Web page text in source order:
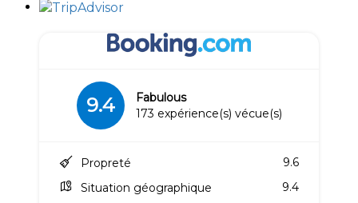
9.4
Fabulous
173 expérience(s) vécue(s)
Propreté
9.6
Situation géographique
9.4